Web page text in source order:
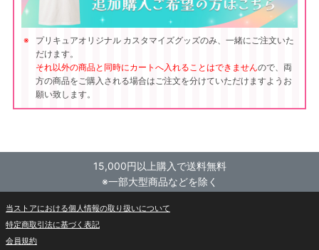
プリキュアオリジナル カスタマイズグッズのみ、一緒にご注文いた
だけます。
それ以外の商品と同時にカートへ入れることはできませんので、両
方の商品をご購入される場合はご注文を分けていただけますようお
願い致します。
15,000円以上購入で送料無料
※一部大型商品などを除く
当ストアにおける個人情報の取り扱いについて
特定商取引法に基づく表記
会員規約